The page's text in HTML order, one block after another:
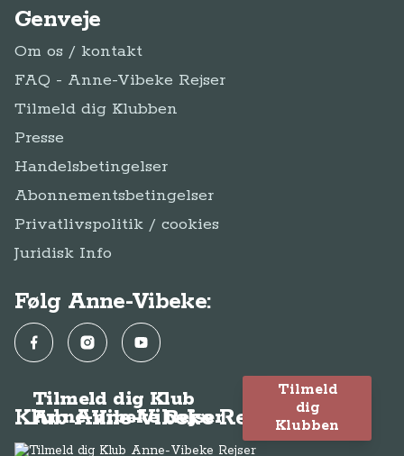
Genveje
Om os / kontakt
FAQ - Anne-Vibeke Rejser
Tilmeld dig Klubben
Presse
Handelsbetingelser
Abonnementsbetingelser
Privatlivspolitik / cookies
Juridisk Info
Følg Anne-Vibeke:
FacebookInstagramYouTube
Klub Anne-Vibeke Rejser
Tilmeld dig Klub
Anne-Vibeke Rejser
Tilmeld
dig
Klubben